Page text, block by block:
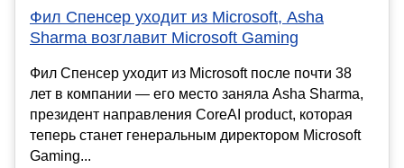
Фил Спенсер уходит из Microsoft, Asha
Sharma возглавит Microsoft Gaming
Фил Спенсер уходит из Microsoft после почти 38
лет в компании — его место заняла Asha Sharma,
президент направления CoreAI product, которая
теперь станет генеральным директором Microsoft
Gaming...